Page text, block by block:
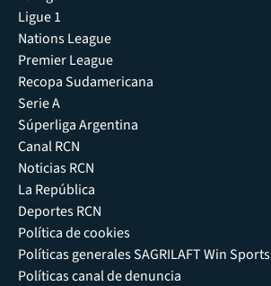
Ligue 1
Nations League
Premier League
Recopa Sudamericana
Serie A
Súperliga Argentina
Canal RCN
Noticias RCN
La República
Deportes RCN
Política de cookies
Políticas generales SAGRILAFT Win Sports
Políticas canal de denuncia